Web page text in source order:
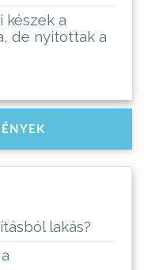
készek a
de nyitottak a
lakás?